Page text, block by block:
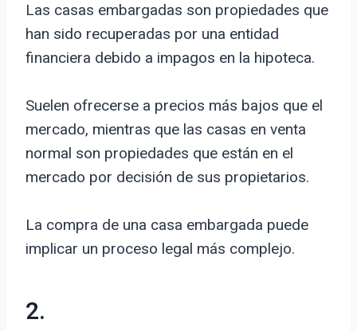
Las casas embargadas son propiedades que
han sido recuperadas por una entidad
financiera debido a impagos en la hipoteca.
Suelen ofrecerse a precios más bajos que el
mercado, mientras que las casas en venta
normal son propiedades que están en el
mercado por decisión de sus propietarios.
La compra de una casa embargada puede
implicar un proceso legal más complejo.
2.